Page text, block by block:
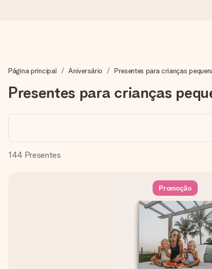
Preparamos o teu presente com toda a atenção e
4,7 (com base em +15.000 avaliações)
Cria algo único em apenas alguns passos - com o
Página principal Aniversário Presentes para crianças
Presentes para crianças
144 Presentes
Promoção